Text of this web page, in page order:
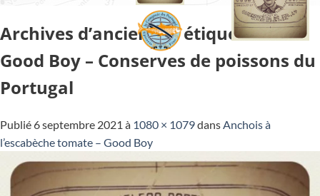
Archives d’anciennes étiquettes –
Good Boy – Conserves de poissons du
Portugal
Publié 6 septembre 2021 à 1080 × 1079dansAnchois à
l’escabèche tomate – Good Boy